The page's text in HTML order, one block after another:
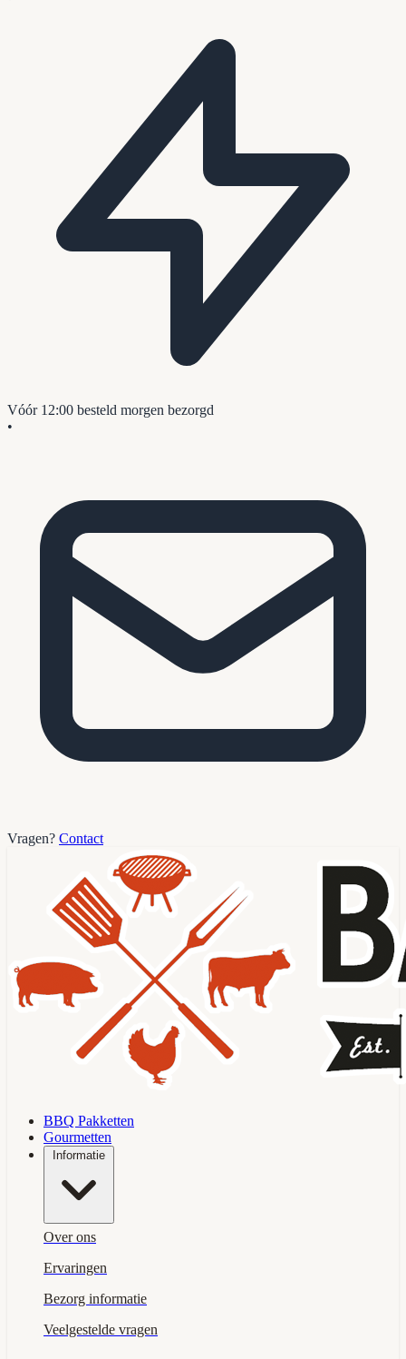
Vóór 12:00 besteld morgen bezorgd
•
Vragen? Contact
BBQ Pakketten
Gourmetten
Informatie
Over ons
Ervaringen
Bezorg informatie
Veelgestelde vragen